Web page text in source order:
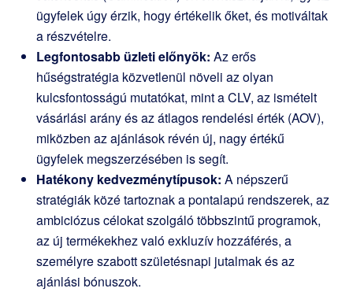
ügyfelek úgy érzik, hogy értékelik őket, és motiváltak
a részvételre.
Legfontosabb üzleti előnyök: Az erős
hűségstratégia közvetlenül növeli az olyan
kulcsfontosságú mutatókat, mint a CLV, az ismételt
vásárlási arány és az átlagos rendelési érték (AOV),
miközben az ajánlások révén új, nagy értékű
ügyfelek megszerzésében is segít.
Hatékony kedvezménytípusok: A népszerű
stratégiák közé tartoznak a pontalapú rendszerek, az
ambiciózus célokat szolgáló többszintű programok,
az új termékekhez való exkluzív hozzáférés, a
személyre szabott születésnapi jutalmak és az
ajánlási bónuszok.